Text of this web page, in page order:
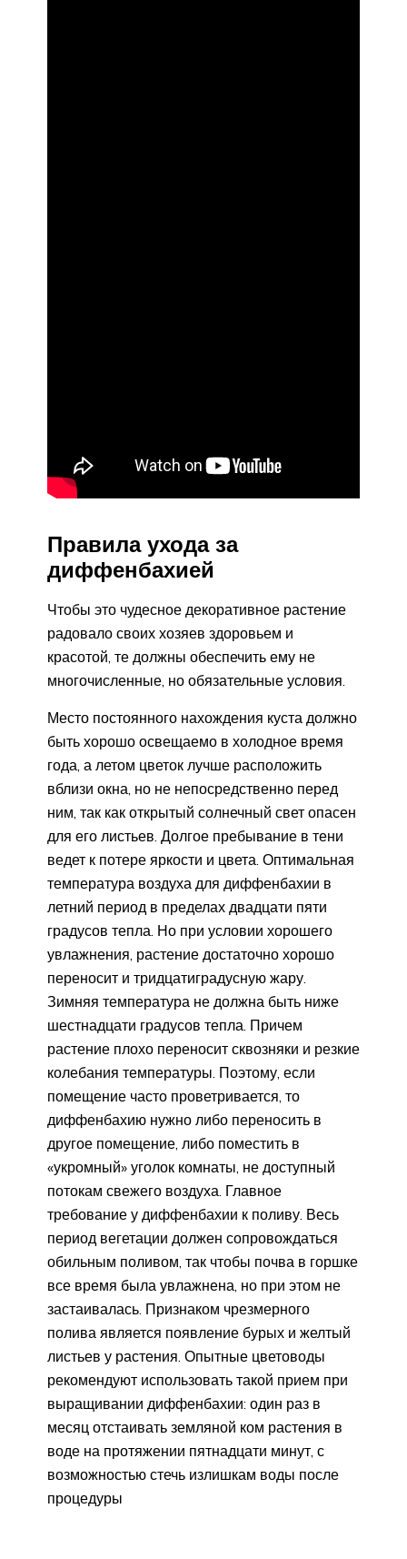
Правила ухода за
диффенбахией
Чтобы это чудесное декоративное растение
радовало своих хозяев здоровьем и
красотой, те должны обеспечить ему не
многочисленные, но обязательные условия.
Место постоянного нахождения куста должно
быть хорошо освещаемо в холодное время
года, а летом цветок лучше расположить
вблизи окна, но не непосредственно перед
ним, так как открытый солнечный свет опасен
для его листьев. Долгое пребывание в тени
ведет к потере яркости и цвета. Оптимальная
температура воздуха для диффенбахии в
летний период в пределах двадцати пяти
градусов тепла. Но при условии хорошего
увлажнения, растение достаточно хорошо
переносит и тридцатиградусную жару.
Зимняя температура не должна быть ниже
шестнадцати градусов тепла. Причем
растение плохо переносит сквозняки и резкие
колебания температуры. Поэтому, если
помещение часто проветривается, то
диффенбахию нужно либо переносить в
другое помещение, либо поместить в
«укромный» уголок комнаты, не доступный
потокам свежего воздуха. Главное
требование у диффенбахии к поливу. Весь
период вегетации должен сопровождаться
обильным поливом, так чтобы почва в горшке
все время была увлажнена, но при этом не
застаивалась. Признаком чрезмерного
полива является появление бурых и желтый
листьев у растения. Опытные цветоводы
рекомендуют использовать такой прием при
выращивании диффенбахии: один раз в
месяц отстаивать земляной ком растения в
воде на протяжении пятнадцати минут, с
возможностью стечь излишкам воды после
процедуры